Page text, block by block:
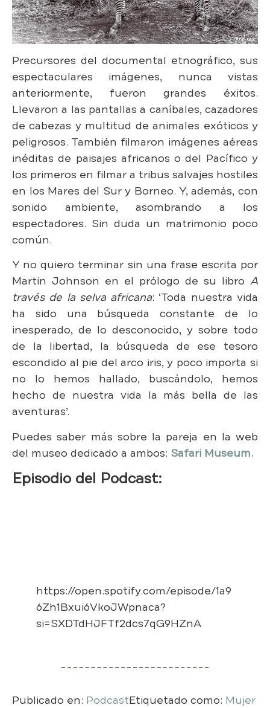
Precursores del documental etnográfico, sus
espectaculares imágenes, nunca vistas
anteriormente, fueron grandes éxitos.
Llevaron a las pantallas a caníbales, cazadores
de cabezas y multitud de animales exóticos y
peligrosos. También filmaron imágenes aéreas
inéditas de paisajes africanos o del Pacífico y
los primeros en filmar a tribus salvajes hostiles
en los Mares del Sur y Borneo. Y, además, con
sonido ambiente, asombrando a los
espectadores. Sin duda un matrimonio poco
común.
Y no quiero terminar sin una frase escrita por
Martin Johnson en el prólogo de su libro A
través de la selva africana: ‘Toda nuestra vida
ha sido una búsqueda constante de lo
inesperado, de lo desconocido, y sobre todo
de la libertad, la búsqueda de ese tesoro
escondido al pie del arco iris, y poco importa si
no lo hemos hallado, buscándolo, hemos
hecho de nuestra vida la más bella de las
aventuras’.
Puedes saber más sobre la pareja en la web
del museo dedicado a ambos: Safari Museum.
Episodio del Podcast:
https://open.spotify.com/episode/1a9
6Zh1Bxui6VkoJWpnaca?
si=SXDTdHJFTf2dcs7qG9HZnA
Publicado en: PodcastEtiquetado como: Mujer